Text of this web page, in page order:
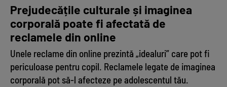
Prejudecățile culturale și imaginea
corporală poate fi afectată de
reclamele din online
Unele reclame din online prezintă „idealuri” care pot fi
periculoase pentru copil. Reclamele legate de imaginea
corporală pot să-l afecteze pe adolescentul tău.